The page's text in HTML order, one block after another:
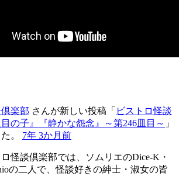
楽部 さんが新しい投稿「 ビストロ怪談
の子』『静かな怨念』～第246皿目～ 」
。 7年 3か月前
怪談倶楽部では、ソムリエのDice-K・
の二人で、怪談好きの紳士・淑女の皆